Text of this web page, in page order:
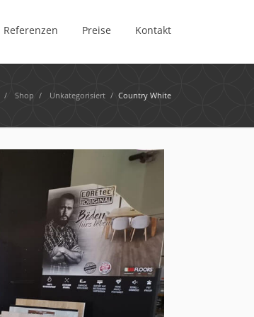
Referenzen Preise Kontakt
/ Shop / Unkategorisiert / Country White